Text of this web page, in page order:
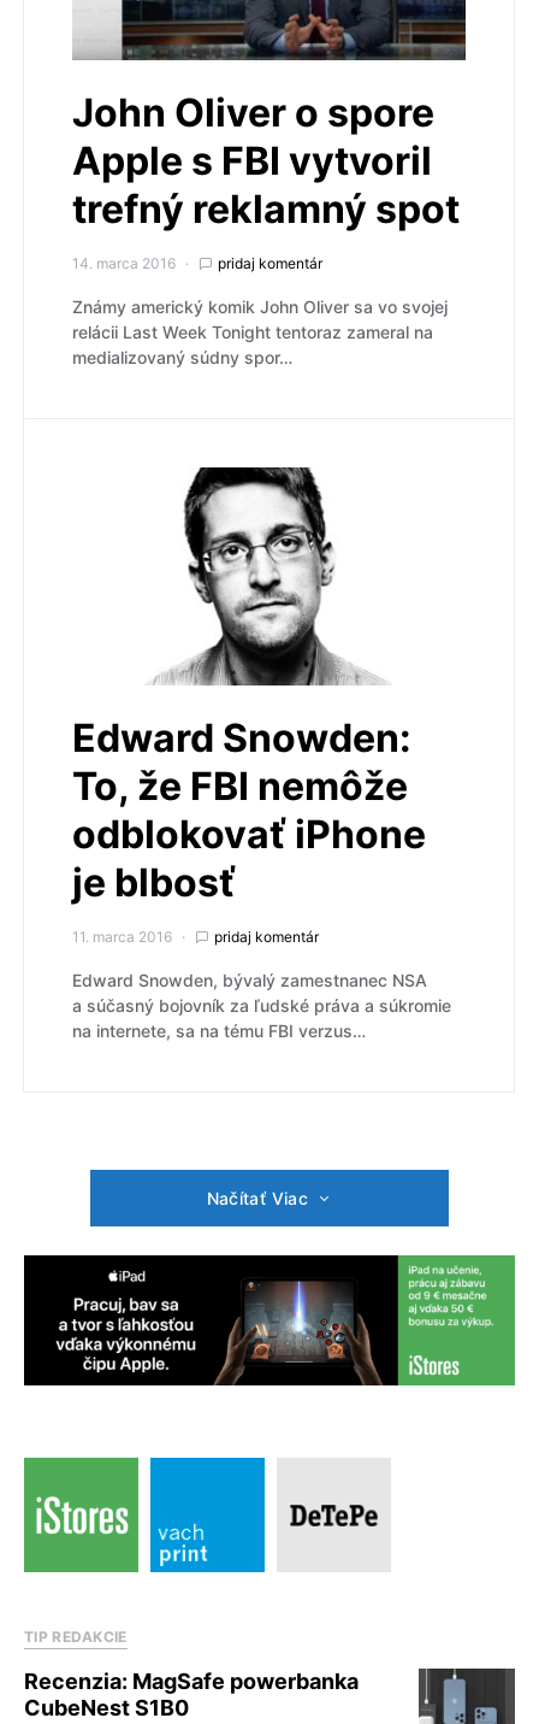
John Oliver o spore
Apple s FBI vytvoril
trefný reklamný spot
14. marca 2016 pridaj komentár
Známy americký komik John Oliver sa vo svojej
relácii Last Week Tonight tentoraz zameral na
medializovaný súdny spor…
Edward Snowden:
To, že FBI nemôže
odblokovať iPhone
je blbosť
11. marca 2016 pridaj komentár
Edward Snowden, bývalý zamestnanec NSA
a súčasný bojovník za ľudské práva a súkromie
na internete, sa na tému FBI verzus…
Načítať Viac
TIP REDAKCIE
Recenzia: MagSafe powerbanka
CubeNest S1B0